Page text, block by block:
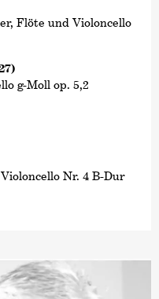
Flöte und Violoncello
g-Moll op. 5,2
Nr. 4 B-Dur